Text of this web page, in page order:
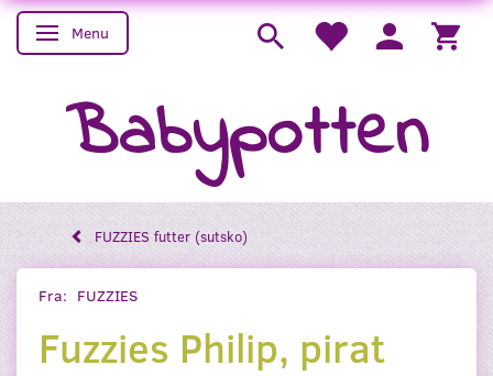
Skifte navigation
Menu
Babypotten
FUZZIES futter (sutsko)
Fra: FUZZIES
Fuzzies Philip, pirat